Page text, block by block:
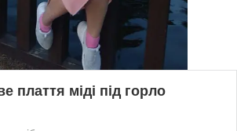
плаття міді під горло